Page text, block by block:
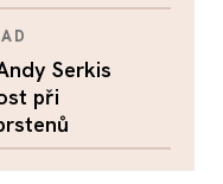
Serkis
při